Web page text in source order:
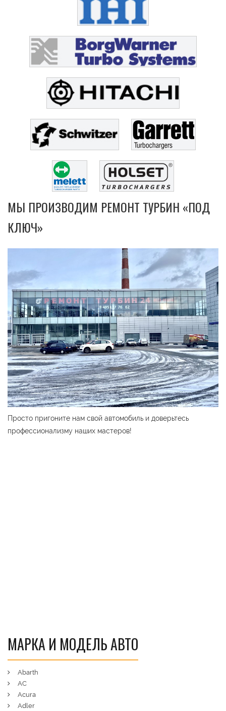
МЫ ПРОИЗВОДИМ РЕМОНТ ТУРБИН «ПОД
КЛЮЧ»
Просто пригоните нам свой автомобиль и доверьтесь
профессионализму наших мастеров!
МАРКА И МОДЕЛЬ АВТО
Abarth
AC
Acura
Adler